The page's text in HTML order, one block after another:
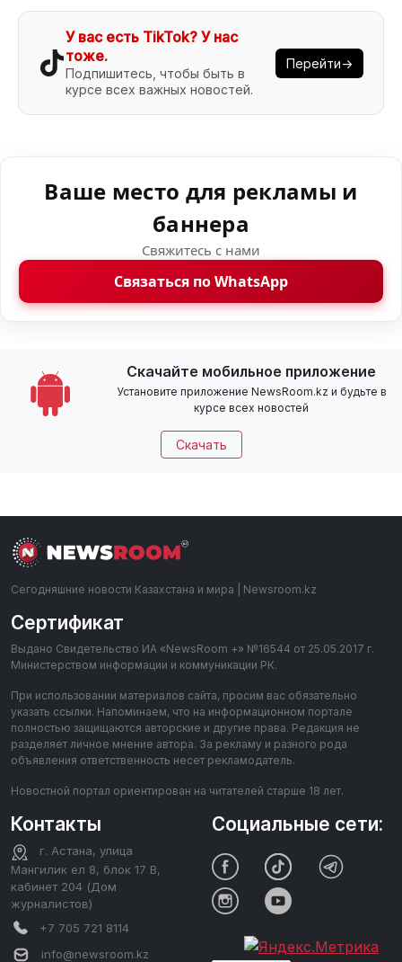
У вас есть TikTok? У нас
тоже.
Подпишитесь, чтобы быть в
курсе всех важных новостей.
Перейти→
Ваше место для рекламы и
баннера
Свяжитесь с нами
Связаться по WhatsApp
Скачайте мобильное приложение
Установите приложение NewsRoom.kz и будьте в
курсе всех новостей
Скачать
Сегодняшние новости Казахстана и мира | Newsroom.kz
Сертификат
Выдано Свидетельство ИА «NewsRoom +» №16544 от 25.05.2017 г.
Министерством информации и коммуникации РК.
При использовании материалов сайта, просим вас обязательно
указать ссылки. Напоминаем, что на информационном портале
полностью защищаются авторские и другие права. Редакция не
разделяет личное мнение автора. За рекламу и разного рода
объявления ответственность несет рекламодатель.
Новостной портал ориентирован на читателей старше 18 лет.
Контакты
г. Астана, улица
Мангилик ел 8, блок 17 В,
кабинет 204 (Дом
журналистов)
+7 705 721 8114
info@newsroom.kz
Социальные сети: